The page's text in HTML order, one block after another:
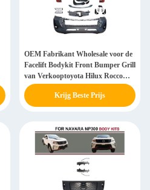
OEM Fabrikant Wholesale voor de
Facelift Bodykit Front Bumper Grill
van Verkooptoyota Hilux Rocco
2021
Krijg Beste Prijs